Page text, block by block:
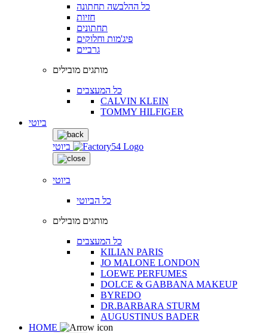
כל ההלבשה תחתונה
חזיות
תחתונים
פיג'מות וחלוקים
גרביים
מותגים מובילים
כל המעצבים
CALVIN KLEIN
TOMMY HILFIGER
ביוטי
ביוטי
ביוטי
כל הביוטי
מותגים מובילים
כל המעצבים
KILIAN PARIS
JO MALONE LONDON
LOEWE PERFUMES
DOLCE & GABBANA MAKEUP
BYREDO
DR.BARBARA STURM
AUGUSTINUS BADER
HOME